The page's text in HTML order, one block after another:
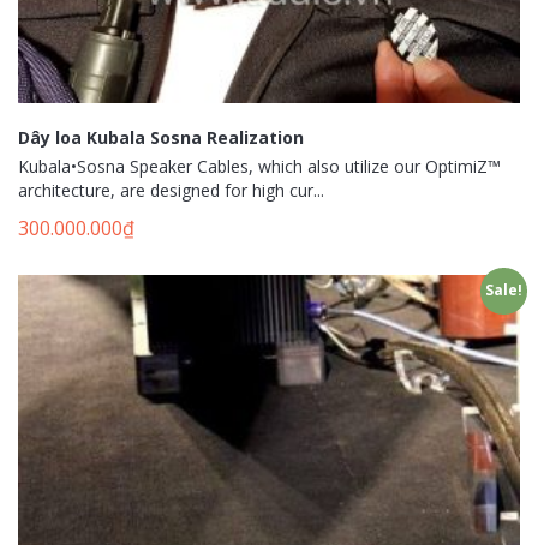
Dây loa Kubala Sosna Realization
Kubala•Sosna Speaker Cables, which also utilize our OptimiZ™
architecture, are designed for high cur...
300.000.000₫
Sale!